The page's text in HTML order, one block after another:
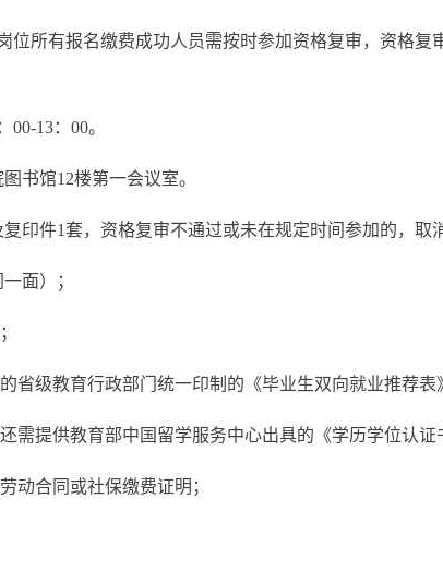
位所有报名缴费成功人员需按时参加资格复审，资格复
00-13：00。
书馆12楼第一会议室。
印件1套，资格复审不通过或未在规定时间参加的，取
面）；
省级教育行政部门统一印制的《毕业生双向就业推荐表
需提供教育部中国留学服务中心出具的《学历学位认证
动合同或社保缴费证明；